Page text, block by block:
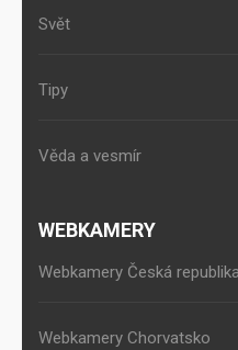
Svět
Tipy
Věda a vesmír
WEBKAMERY
Webkamery Česká republika
Webkamery Chorvatsko